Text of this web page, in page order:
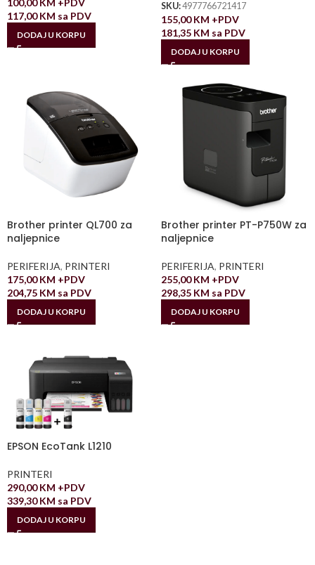
100,00KM +PDV
117,00KM sa PDV
DODAJ U KORPU
SKU:4977766721417
155,00KM +PDV
181,35 KM sa PDV
DODAJ U KORPU
Brother printer QL700 za
naljepnice
PERIFERIJA, PRINTERI
175,00KM +PDV
204,75 KM sa PDV
DODAJ U KORPU
Brother printer PT-P750W za
naljepnice
PERIFERIJA, PRINTERI
255,00KM +PDV
298,35 KM sa PDV
DODAJ U KORPU
EPSON EcoTank L1210
PRINTERI
290,00KM +PDV
339,30KM sa PDV
DODAJ U KORPU